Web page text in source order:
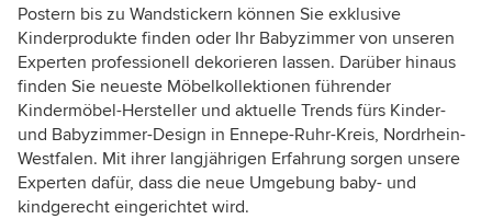
Postern bis zu Wandstickern können Sie exklusive
Kinderprodukte finden oder Ihr Babyzimmer von unseren
Experten professionell dekorieren lassen. Darüber hinaus
finden Sie neueste Möbelkollektionen führender
Kindermöbel-Hersteller und aktuelle Trends fürs Kinder-
und Babyzimmer-Design in Ennepe-Ruhr-Kreis, Nordrhein-
Westfalen. Mit ihrer langjährigen Erfahrung sorgen unsere
Experten dafür, dass die neue Umgebung baby- und
kindgerecht eingerichtet wird.